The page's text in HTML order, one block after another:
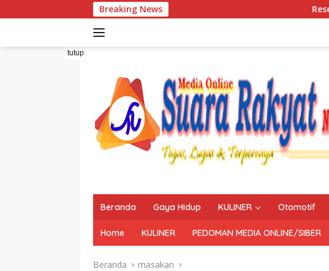
ke
Breaking News Resep Kue
tutup
Beranda Gaya Hidup KULINER Otomotif
Home KULINER PEDOMAN MEDIA ONLINE/SIBER
Beranda masakan